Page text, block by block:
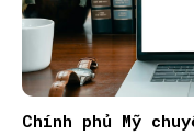
Chính phủ Mỹ